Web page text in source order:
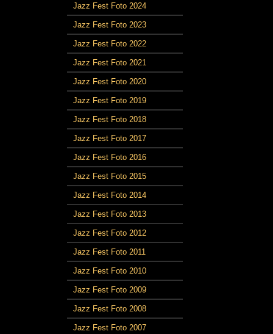
Jazz Fest Foto 2024
Jazz Fest Foto 2023
Jazz Fest Foto 2022
Jazz Fest Foto 2021
Jazz Fest Foto 2020
Jazz Fest Foto 2019
Jazz Fest Foto 2018
Jazz Fest Foto 2017
Jazz Fest Foto 2016
Jazz Fest Foto 2015
Jazz Fest Foto 2014
Jazz Fest Foto 2013
Jazz Fest Foto 2012
Jazz Fest Foto 2011
Jazz Fest Foto 2010
Jazz Fest Foto 2009
Jazz Fest Foto 2008
Jazz Fest Foto 2007